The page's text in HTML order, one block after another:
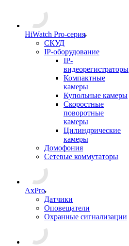
HiWatch Pro-серия
CКУД
IP-оборудование
IP-
видеорегистраторы
Компактные
камеры
Купольные камеры
Скоростные
поворотные
камеры
Цилиндрические
камеры
Домофония
Сетевые коммутаторы
AxPro
Датчики
Оповещатели
Охранные сигнализации